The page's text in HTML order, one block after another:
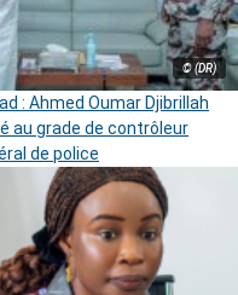
© (DR)
: Ahmed Oumar Djibrillah
au grade de contrôleur
de police